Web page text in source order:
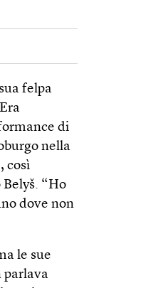
felpa
di
nella
così
“Ho
dove non
le sue
parlava